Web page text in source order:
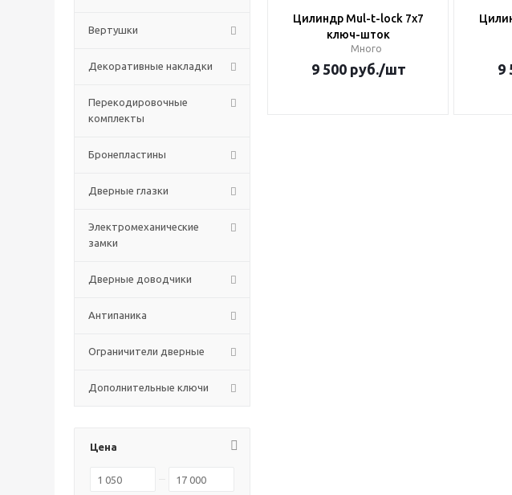
Вертушки
Декоративные накладки
Перекодировочные
комплекты
Бронепластины
Дверные глазки
Электромеханические
замки
Дверные доводчики
Антипаника
Ограничители дверные
Дополнительные ключи
Цена
Цилиндр Mul-t-lock 7x7
ключ-шток
Много
9 500руб./шт 9